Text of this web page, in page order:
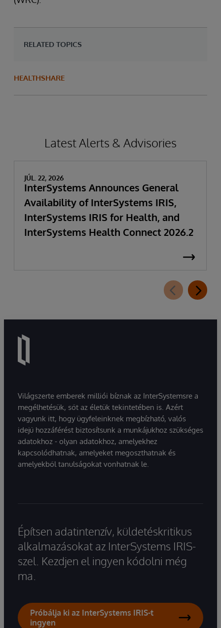
RELATED TOPICS
HEALTHSHARE
Latest Alerts & Advisories
JÚL. 22, 2026
InterSystems Announces General
Availability of InterSystems IRIS,
InterSystems IRIS for Health, and
InterSystems Health Connect 2026.2
Világszerte emberek milliói bíznak az InterSystemsre a
megélhetésük, sőt az életük tekintetében is. Azért
vagyunk itt, hogy ügyfeleinknek megbízható, valós
idejű hozzáférést biztosítsunk a munkájukhoz szükséges
adatokhoz - olyan adatokhoz, amelyekhez
kapcsolódhatnak, amelyeket megoszthatnak és
amelyekből tanulságokat vonhatnak le.
Építsen adatintenzív, küldetéskritikus
alkalmazásokat az InterSystems IRIS-
szel. Kezdjen el ingyen kódolni még
ma.
Próbálja ki az InterSystems IRIS-t
ingyen